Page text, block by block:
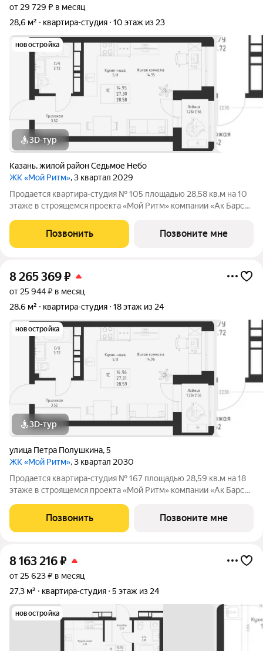
от 29 729 ₽ в месяц
28,6 м²
квартира-студия 10 этаж из 23
новостройка
3D-тур
Казань,жилой район Седьмое Небо
ЖК «Мой Ритм», 3 квартал 2029
Продается квартира-студия № 105 площадью 28,58 кв.м на 10
этаже в строящемся проекта «Мой Ритм» компании «Ак Барс
стандарт динамичной жизни Казани. Точка притяжения сердца
города. Проект признан
Позвонить Позвоните мне
8 265 369₽
от 25 944 ₽ в месяц
28,6 м²
квартира-студия 18 этаж из 24
новостройка
3D-тур
улица Петра Полушкина,5
ЖК «Мой Ритм», 3 квартал 2030
Продается квартира-студия № 167 площадью 28,59 кв.м на 18
этаже в строящемся проекта «Мой Ритм» компании «Ак Барс
стандарт динамичной жизни Казани. Точка притяжения сердца
города. Проект признан
Позвонить Позвоните мне
8 163 216₽
от 25 623 ₽ в месяц
27,3 м²
квартира-студия 5 этаж из 24
новостройка